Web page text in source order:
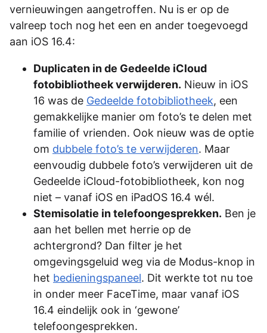
vernieuwingen aangetroffen. Nu is er op de
valreep toch nog het een en ander toegevoegd
aan iOS 16.4:
Duplicaten in de Gedeelde iCloud
fotobibliotheek verwijderen. Nieuw in iOS
16 was de Gedeelde fotobibliotheek, een
gemakkelijke manier om foto’s te delen met
familie of vrienden. Ook nieuw was de optie
om dubbele foto’s te verwijderen. Maar
eenvoudig dubbele foto’s verwijderen uit de
Gedeelde iCloud-fotobibliotheek, kon nog
niet – vanaf iOS en iPadOS 16.4 wél.
Stemisolatie in telefoongesprekken. Ben je
aan het bellen met herrie op de
achtergrond? Dan filter je het
omgevingsgeluid weg via de Modus-knop in
het bedieningspaneel. Dit werkte tot nu toe
in onder meer FaceTime, maar vanaf iOS
16.4 eindelijk ook in ‘gewone’
telefoongesprekken.